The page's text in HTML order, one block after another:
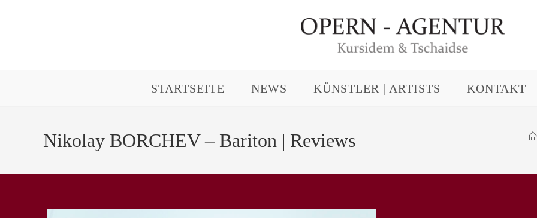
STARTSEITE NEWS KÜNSTLER | ARTISTS KONTAKT
Nikolay BORCHEV – Bariton | Reviews